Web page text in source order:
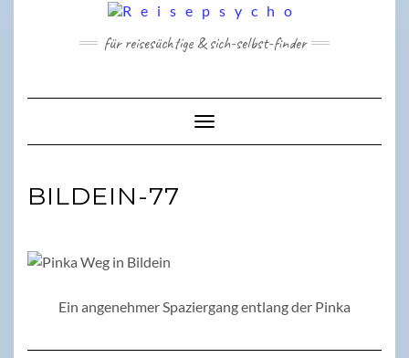
für reisesüchtige & sich-selbst-finder
Toggle Navigation
BILDEIN-77
Ein angenehmer Spaziergang entlang der Pinka